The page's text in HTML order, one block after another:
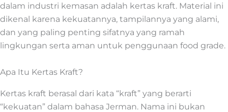
dalam industri kemasan adalah kertas kraft. Material ini
dikenal karena kekuatannya, tampilannya yang alami,
dan yang paling penting sifatnya yang ramah
lingkungan serta aman untuk penggunaan food grade.
Apa Itu Kertas Kraft?
Kertas kraft berasal dari kata “kraft” yang berarti
“kekuatan” dalam bahasa Jerman. Nama ini bukan